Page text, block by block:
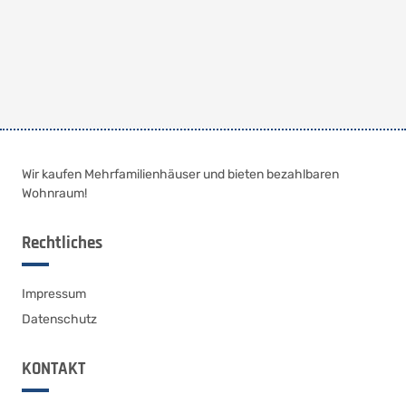
Wir kaufen Mehrfamilienhäuser und bieten bezahlbaren
Wohnraum!
Rechtliches
Impressum
Datenschutz
KONTAKT